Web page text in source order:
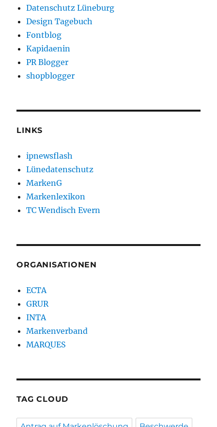
Datenschutz Lüneburg
Design Tagebuch
Fontblog
Kapidaenin
PR Blogger
shopblogger
LINKS
ipnewsflash
Lünedatenschutz
MarkenG
Markenlexikon
TC Wendisch Evern
ORGANISATIONEN
ECTA
GRUR
INTA
Markenverband
MARQUES
TAG CLOUD